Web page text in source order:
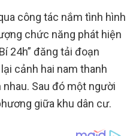
công tác nắm tình hình
chức năng phát hiện
24h” đăng tải đoạn
cảnh hai nam thanh
Sau đó một người
giữa khu dân cư.